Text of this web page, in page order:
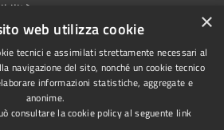
Copyright © 2026 • Comune di
Montoro • Powered by
×
web utilizza cookie
tecnici e assimilati strettamente necessari al
navigazione del sito, nonché un cookie tecnico
informazioni statistiche, aggregate e
anonime.
consultare la cookie policy al seguente link